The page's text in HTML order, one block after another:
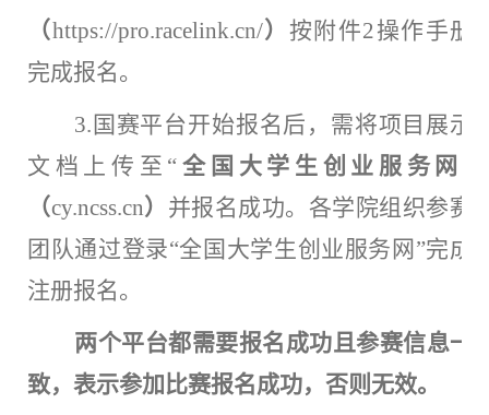
（https://pro.racelink.cn/） 按附件2操作手册
完成报名。
3.国赛平台开始报名后，需将项目展示
文档上传至“ 全国大学生创业服务网
（cy.ncss.cn） 并报名成功。各学院组织参赛
团队通过登录“全国大学生创业服务网”完成
注册报名。
两个平台都需要报名成功且参赛信息一
致， 表示参加比赛报名成功，否则无效。